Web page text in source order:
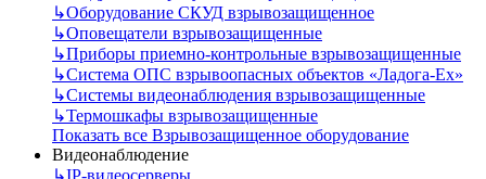
↳Оборудование СКУД взрывозащищенное
↳Оповещатели взрывозащищенные
↳Приборы приемно-контрольные взрывозащищенные
↳Система ОПС взрывоопасных объектов «Ладога-Ex»
↳Системы видеонаблюдения взрывозащищенные
↳Термошкафы взрывозащищенные
Показать все Взрывозащищенное оборудование
Видеонаблюдение
↳IP-видеосерверы